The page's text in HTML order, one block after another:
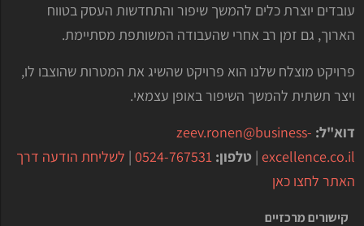
עובדים יוצרת כלים להמשך שיפור והתחדשות העסק בטווח
הארוך, גם זמן רב אחרי שהעבודה המשותפת מסתיימת.
פרויקט מוצלח שלנו הוא פרויקט שהשיג את המטרות שהוצבו לו,
ויצר תשתית להמשך השיפור באופן עצמאי.
דוא"ל: zeev.ronen@business-
excellence.co.il
| טלפון: 0524-767531
| לשליחת הודעה דרך
האתר לחצו כאן
קישורים מרכזיים